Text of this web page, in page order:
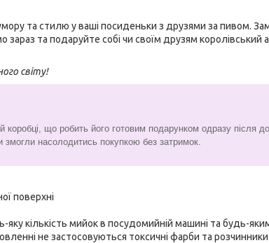
та стилю у ваші посиденьки з друзями за пивом.
зараз та подаруйте собі чи своїм друзям королівський
світу!
коробці, що робить його готовим подарунком одразу після
насолодитись покупкою без затримок.
поверхні
яку кількість мийок в посудомийній машині та будь-
не застосовуються токсичні фарби та розчинники